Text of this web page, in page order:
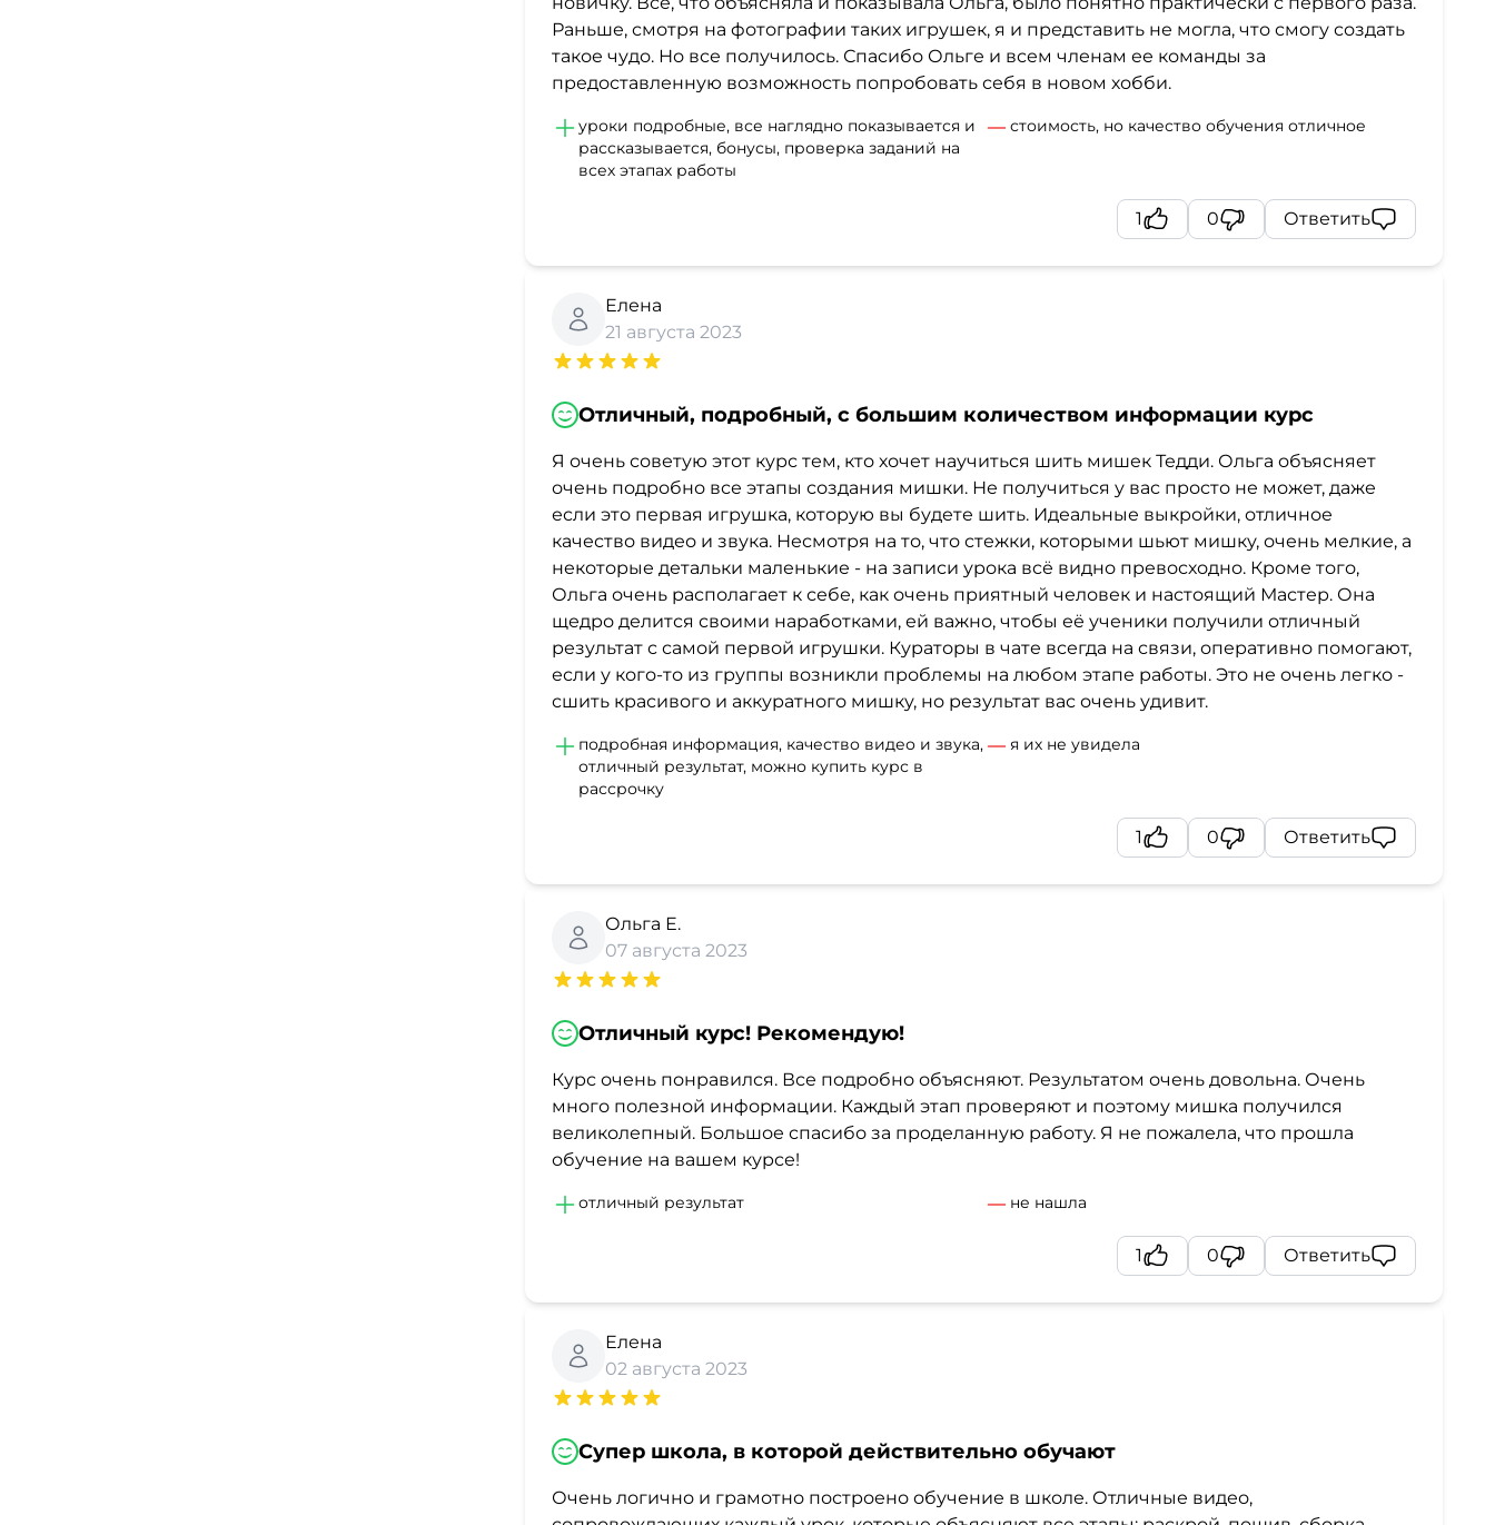
Раньше, смотря на фотографии таких игрушек, я и представить не могла, что смогу создать
такое чудо. Но все получилось. Спасибо Ольге и всем членам ее команды за
предоставленную возможность попробовать себя в новом хобби.
уроки подробные, все наглядно показывается и
рассказывается, бонусы, проверка заданий на
всех этапах работы
стоимость, но качество обучения отличное
1 0 Ответить
Елена
21 августа 2023
Отличный, подробный, с большим количеством информации курс
Я очень советую этот курс тем, кто хочет научиться шить мишек Тедди. Ольга объясняет
очень подробно все этапы создания мишки. Не получиться у вас просто не может, даже
если это первая игрушка, которую вы будете шить. Идеальные выкройки, отличное
качество видео и звука. Несмотря на то, что стежки, которыми шьют мишку, очень мелкие, а
некоторые детальки маленькие - на записи урока всё видно превосходно. Кроме того,
Ольга очень располагает к себе, как очень приятный человек и настоящий Мастер. Она
щедро делится своими наработками, ей важно, чтобы её ученики получили отличный
результат с самой первой игрушки. Кураторы в чате всегда на связи, оперативно помогают,
если у кого-то из группы возникли проблемы на любом этапе работы. Это не очень легко -
сшить красивого и аккуратного мишку, но результат вас очень удивит.
подробная информация, качество видео и звука,
отличный результат, можно купить курс в
рассрочку
я их не увидела
1 0 Ответить
Ольга Е.
07 августа 2023
Отличный курс! Рекомендую!
Курс очень понравился. Все подробно объясняют. Результатом очень довольна. Очень
много полезной информации. Каждый этап проверяют и поэтому мишка получился
великолепный. Большое спасибо за проделанную работу. Я не пожалела, что прошла
обучение на вашем курсе!
отличный результат не нашла
1 0 Ответить
Елена
02 августа 2023
Супер школа, в которой действительно обучают
Очень логично и грамотно построено обучение в школе. Отличные видео,